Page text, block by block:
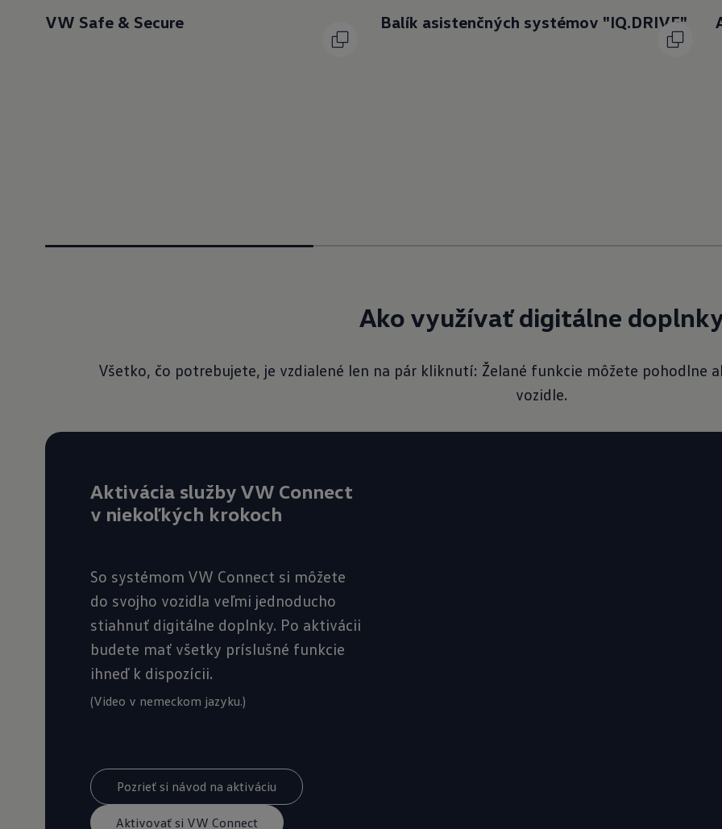
VW Safe & Secure Balík asistenčných systémov "IQ.DRIVE"
Ako využívať digitálne
Všetko, čo potrebujete, je vzdialené len na pár kliknutí: Želané funkcie môžete pohodlne
vozidle.
Aktivácia služby VW Connect
v niekoľkých krokoch
So systémom VW Connect si môžete
do svojho vozidla veľmi jednoducho
stiahnuť digitálne doplnky. Po aktivácii
budete mať všetky príslušné funkcie
ihneď k dispozícii.
(Video v nemeckom jazyku.)
Pozrieť si návod na aktiváciu
Aktivovať si VW Connect